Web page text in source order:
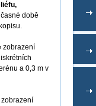
době
zobrazení
a 0,3 m v